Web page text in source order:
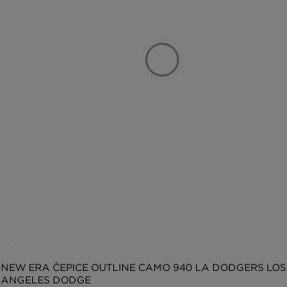
NEW ERA ČEPICE OUTLINE CAMO 940 LA DODGERS LOS
ANGELES DODGE